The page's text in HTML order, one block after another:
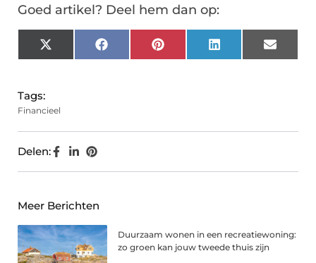
Goed artikel? Deel hem dan op:
X
(Twitter)
FacebookPinterest LinkedIn Email
Tags:
Financieel
Delen:
Meer Berichten
Duurzaam wonen in een recreatiewoning:
zo groen kan jouw tweede thuis zijn